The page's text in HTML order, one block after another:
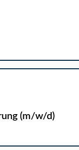
(m/w/d)